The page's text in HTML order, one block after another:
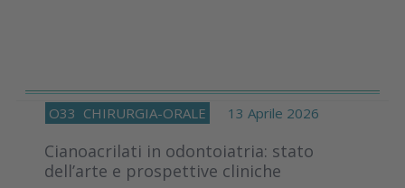
O33 CHIRURGIA-ORALE 13 Aprile 2026
Cianoacrilati in odontoiatria: stato
dell’arte e prospettive cliniche